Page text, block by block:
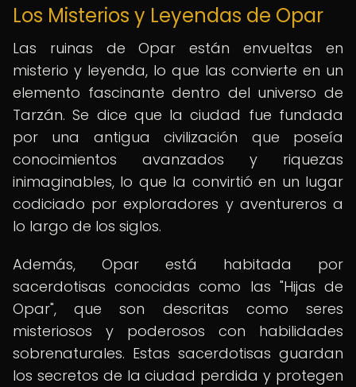
Los Misterios y Leyendas de Opar
Las ruinas de Opar están envueltas en
misterio y leyenda, lo que las convierte en un
elemento fascinante dentro del universo de
Tarzán. Se dice que la ciudad fue fundada
por una antigua civilización que poseía
conocimientos avanzados y riquezas
inimaginables, lo que la convirtió en un lugar
codiciado por exploradores y aventureros a
lo largo de los siglos.
Además, Opar está habitada por
sacerdotisas conocidas como las "Hijas de
Opar", que son descritas como seres
misteriosos y poderosos con habilidades
sobrenaturales. Estas sacerdotisas guardan
los secretos de la ciudad perdida y protegen